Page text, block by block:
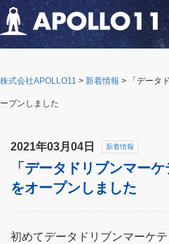
株式会社APOLLO11 > 新着情報 > 「データ
ープンしました
2021年03月04日 新着情報
「データドリブンマー
をオープンしました
初めてデータドリブンマーケ